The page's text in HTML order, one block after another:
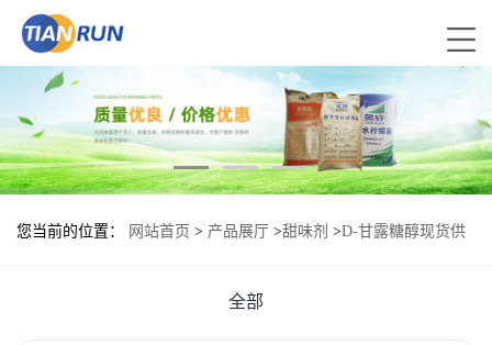
您当前的位置： 网站首页 > 产品展厅 >甜味剂 >D-甘露糖醇现货供
全部